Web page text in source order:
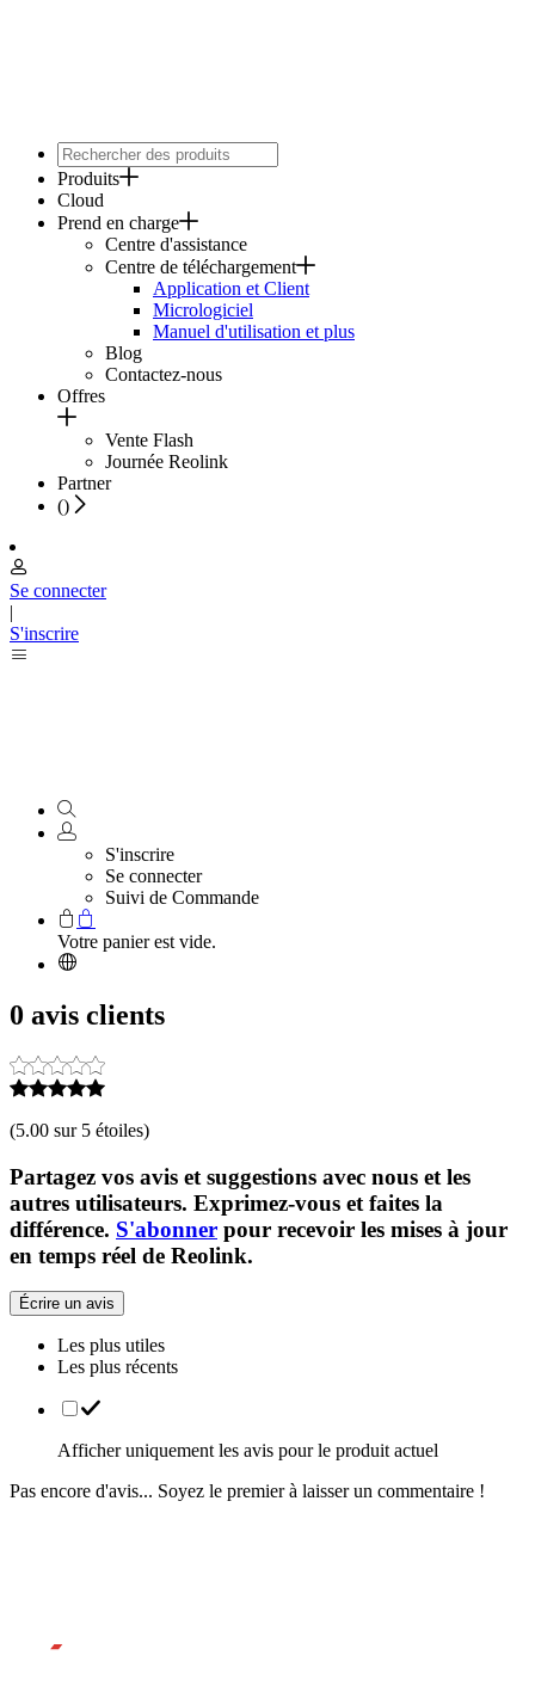
Produits
Cloud
Prend en charge
Centre d'assistance
Centre de téléchargement
Application et Client
Micrologiciel
Manuel d'utilisation et plus
Blog
Contactez-nous
Offres
Vente Flash
Journée Reolink
Partner
()
Se connecter
|
S'inscrire
S'inscrire
Se connecter
Suivi de Commande
Votre panier est vide.
0 avis clients
(5.00 sur 5 étoiles)
Partagez vos avis et suggestions avec nous et les
autres utilisateurs. Exprimez-vous et faites la
différence. S'abonner pour recevoir les mises à jour
en temps réel de Reolink.
Écrire un avis
Les plus utiles
Les plus récents
Afficher uniquement les avis pour le produit actuel
Pas encore d'avis... Soyez le premier à laisser un commentaire !